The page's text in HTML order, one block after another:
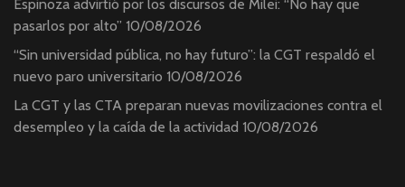
Espinoza advirtió por los discursos de Milei: “No hay que
pasarlos por alto” 10/08/2026
“Sin universidad pública, no hay futuro”: la CGT respaldó el
nuevo paro universitario 10/08/2026
La CGT y las CTA preparan nuevas movilizaciones contra el
desempleo y la caída de la actividad 10/08/2026